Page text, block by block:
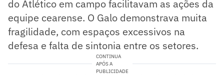
do Atlético em campo facilitavam as ações da
equipe cearense. O Galo demonstrava muita
fragilidade, com espaços excessivos na
defesa e falta de sintonia entre os setores.
CONTINUA
APÓS A
PUBLICIDADE